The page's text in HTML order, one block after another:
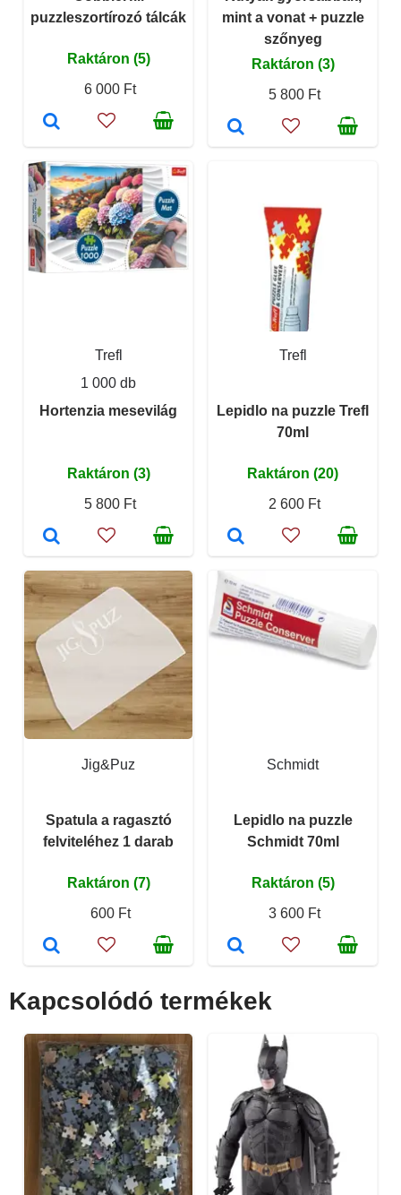
puzzleszortírozó tálcák
Raktáron (5)
6 000 Ft
mint a vonat + puzzle
szőnyeg
Raktáron (3)
5 800 Ft
Trefl
1 000 db
Hortenzia mesevilág
Raktáron (3)
5 800 Ft
Trefl
Lepidlo na puzzle Trefl
70ml
Raktáron (20)
2 600 Ft
Jig&Puz
Spatula a ragasztó
felviteléhez 1 darab
Raktáron (7)
600 Ft
Schmidt
Lepidlo na puzzle
Schmidt 70ml
Raktáron (5)
3 600 Ft
Kapcsolódó termékek